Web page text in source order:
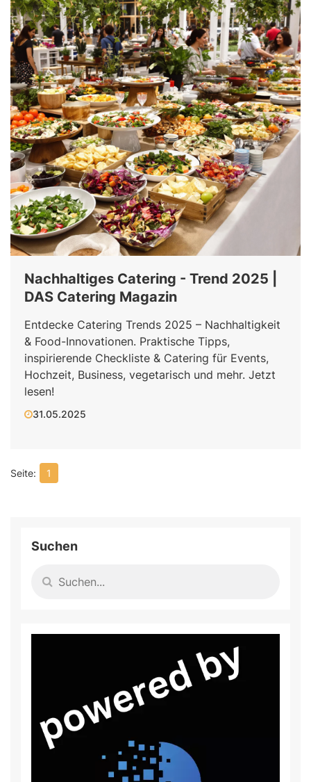
Nachhaltiges Catering - Trend 2025 |
DAS Catering Magazin
Entdecke Catering Trends 2025 – Nachhaltigkeit
& Food-Innovationen. Praktische Tipps,
inspirierende Checkliste & Catering für Events,
Hochzeit, Business, vegetarisch und mehr. Jetzt
lesen!
31.05.2025
1
Suchen